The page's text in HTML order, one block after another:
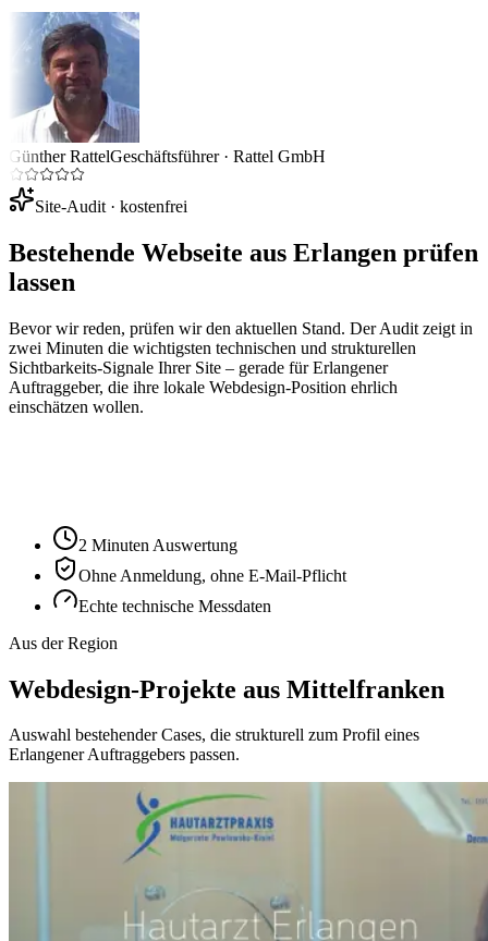
Günther RattelGeschäftsführer· Rattel GmbH
Site-Audit · kostenfrei
Bestehende Webseite aus Erlangen prüfen
lassen
Bevor wir reden, prüfen wir den aktuellen Stand. Der Audit zeigt in
zwei Minuten die wichtigsten technischen und strukturellen
Sichtbarkeits-Signale Ihrer Site – gerade für Erlangener
Auftraggeber, die ihre lokale Webdesign-Position ehrlich
einschätzen wollen.
2 Minuten Auswertung
Ohne Anmeldung, ohne E-Mail-Pflicht
Echte technische Messdaten
Aus der Region
Webdesign-Projekte aus Mittelfranken
Auswahl bestehender Cases, die strukturell zum Profil eines
Erlangener Auftraggebers passen.